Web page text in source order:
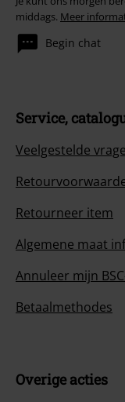
middags. Meer
Begin chat
Service,
Veelgestelde
Retourneer item
Algemene maat
Annuleer mijn
Betaalmethodes
Overige acties